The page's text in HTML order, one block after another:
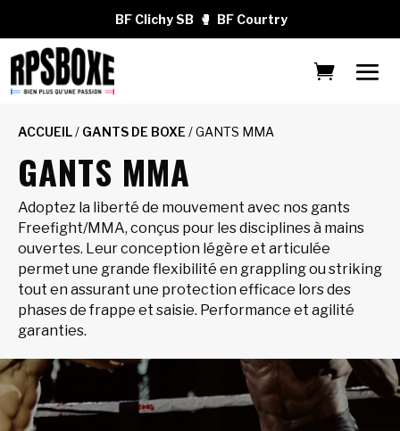
BF Clichy SB 🥊 BF Courtry
ACCUEIL/ GANTS DE BOXE / GANTS MMA
GANTS MMA
Adoptez la liberté de mouvement avec nos gants
Freefight/MMA, conçus pour les disciplines à mains
ouvertes. Leur conception légère et articulée
permet une grande flexibilité en grappling ou striking
tout en assurant une protection efficace lors des
phases de frappe et saisie. Performance et agilité
garanties.